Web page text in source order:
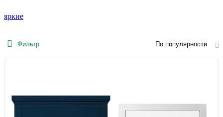
яркие
Фильтр По популярности